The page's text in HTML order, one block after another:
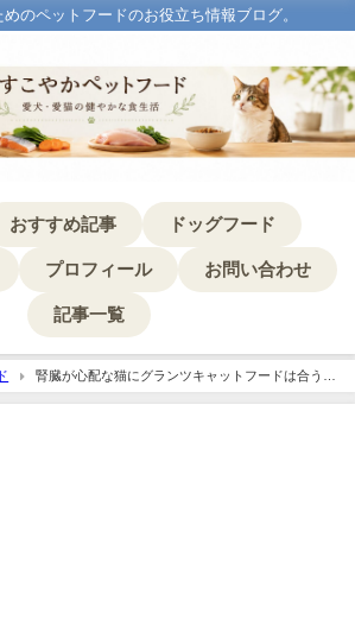
のペットフードのお役立ち情報ブログ。
おすすめ記事 ドッグフード
プロフィール お問い合わせ
記事一覧
腎臓が心配な猫にグランツキャットフードは合う？